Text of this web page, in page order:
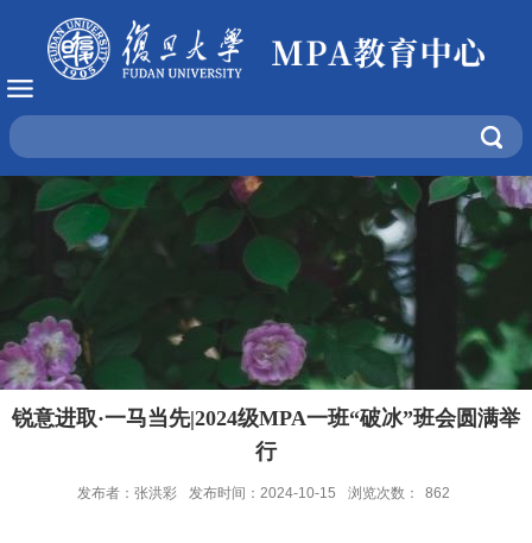
锐意进取·一马当先|2024级MPA一班“破冰”班会圆满举
行
发布者：张洪彩 发布时间：2024-10-15 浏览次数： 862